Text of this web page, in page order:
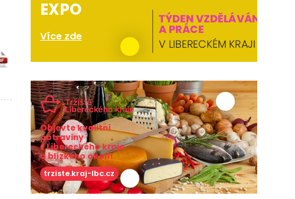
EXPO
Více zde
Objevte kvalitní
potraviny
z Libereckého kraje
a blízkého okolí!
trziste.kraj-lbc.cz